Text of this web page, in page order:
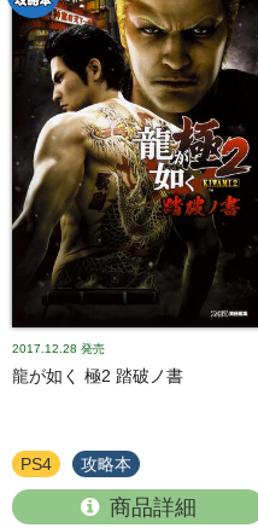
2017.12.28 発売
龍が如く 極2 踏破ノ書
PS4 攻略本
商品詳細